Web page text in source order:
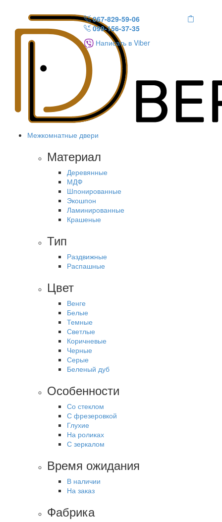
067-829-59-06
099-156-37-35
Написать в Viber
Межкомнатные двери
Материал
Деревянные
МДФ
Шпонированные
Экошпон
Ламинированные
Крашеные
Тип
Раздвижные
Распашные
Цвет
Венге
Белые
Темные
Светлые
Коричневые
Черные
Серые
Беленый дуб
Особенности
Со стеклом
С фрезеровкой
Глухие
На роликах
С зеркалом
Время ожидания
В наличии
На заказ
Фабрика